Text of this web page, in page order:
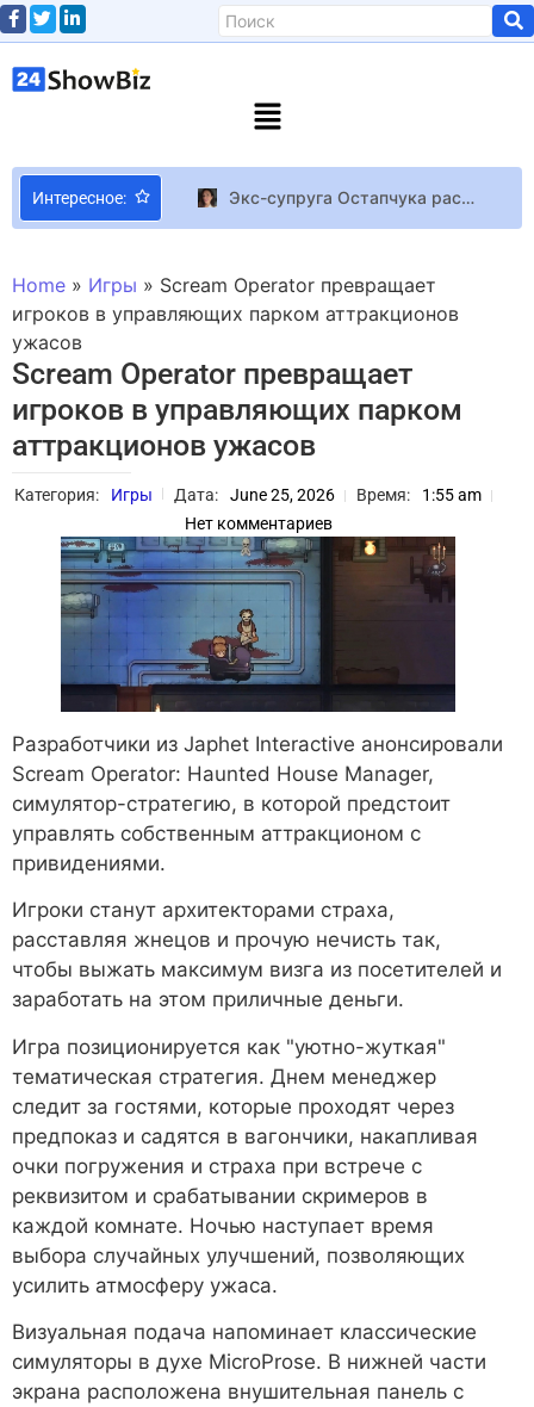
Интересное:
Экс-супруга Остапчука раскрыла полную сумму компенсации за разрушенный после атаки РФ
5-летний сын музыканта Виктора Пашника впал в кому после удаления молочных зубов
Home » Игры » Scream Operator превращает
игроков в управляющих парком аттракционов
ужасов
Scream Operator превращает
игроков в управляющих парком
аттракционов ужасов
Категория: Игры Дата: June 25, 2026 Время:
1:55 am
Нет комментариев
Разработчики из Japhet Interactive анонсировали
Scream Operator: Haunted House Manager,
симулятор-стратегию, в которой предстоит
управлять собственным аттракционом с
привидениями.
Игроки станут архитекторами страха,
расставляя жнецов и прочую нечисть так,
чтобы выжать максимум визга из посетителей и
заработать на этом приличные деньги.
Игра позиционируется как "уютно-жуткая"
тематическая стратегия. Днем менеджер
следит за гостями, которые проходят через
предпоказ и садятся в вагончики, накапливая
очки погружения и страха при встрече с
реквизитом и срабатывании скримеров в
каждой комнате. Ночью наступает время
выбора случайных улучшений, позволяющих
усилить атмосферу ужаса.
Визуальная подача напоминает классические
симуляторы в духе MicroProse. В нижней части
экрана расположена внушительная панель с